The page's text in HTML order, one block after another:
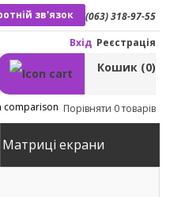
(063) 318-97-55
зв'язок
Вхід Реєстрація
Кошик (0)
Порівняти 0 товарів
Матриці екрани